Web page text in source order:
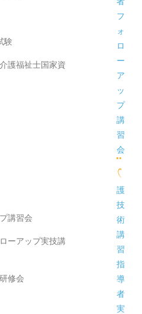
フ
ォ
ロ
ー
ア
ッ
プ
講
習
会
護
技
術
講
習
指
導
者
実
験
護福祉士国家資
講習会
ーアップ実技講
修会